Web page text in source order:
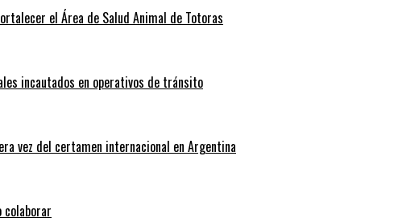
el Área de Salud Animal de Totoras
incautados en operativos de tránsito
vez del certamen internacional en Argentina
colaborar